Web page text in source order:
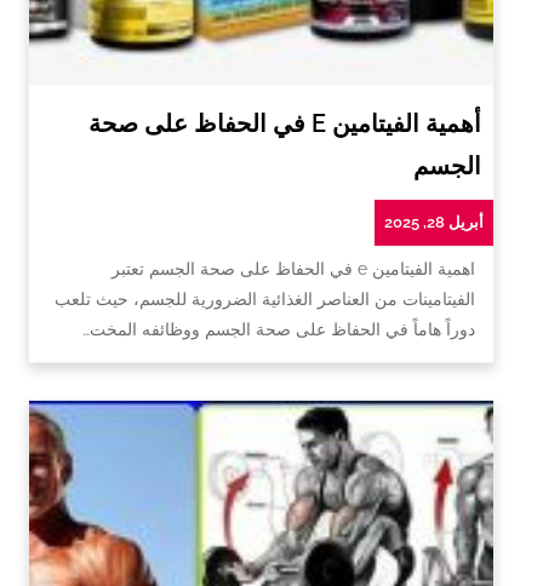
أهمية الفيتامين E في الحفاظ على صحة
الجسم
أبريل 28, 2025
اهمية الفيتامين e في الحفاظ على صحة الجسم تعتبر
الفيتامينات من العناصر الغذائية الضرورية للجسم، حيث تلعب
دوراً هاماً في الحفاظ على صحة الجسم ووظائفه المخت…